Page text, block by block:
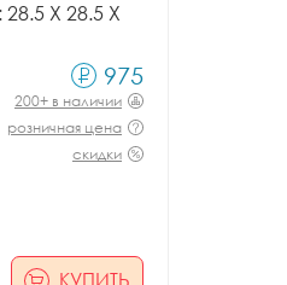
X 28.5 X
975
200+ в наличии
розничная цена
скидки
КУПИТЬ